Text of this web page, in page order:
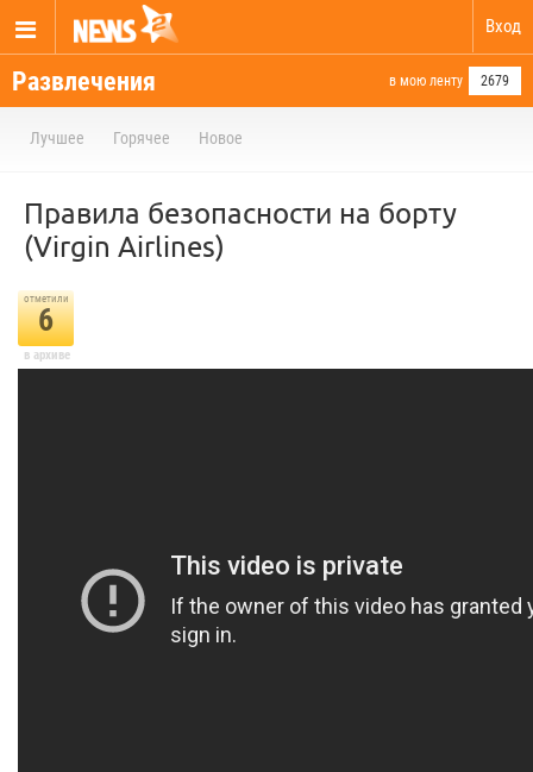
Вход
Развлечения в мою ленту 2679
Лучшее Горячее Новое
Правила безопасности на борту
(Virgin Airlines)
отметили
6
в архиве